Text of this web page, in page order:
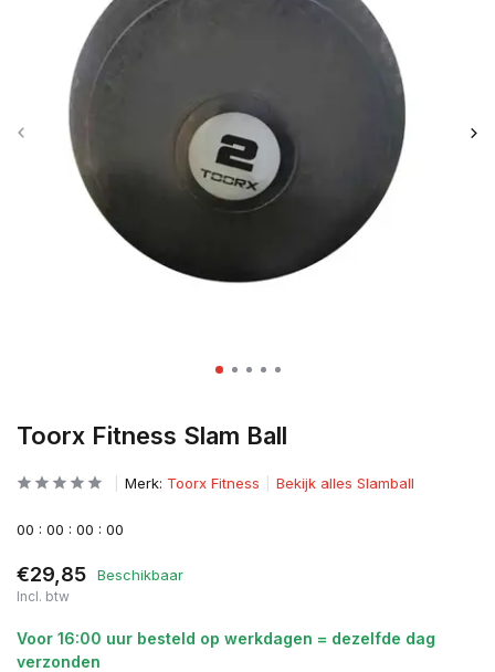
Toorx Fitness Slam Ball
Merk: Toorx Fitness Bekijk alles Slamball
00 : 00 : 00 : 00
€29,85 Beschikbaar
Incl. btw
Voor 16:00 uur besteld op werkdagen = dezelfde dag
verzonden